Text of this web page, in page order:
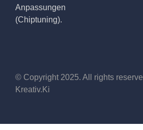
Anpassungen
(Chiptuning).
© Copyright 2025. All rights
Kreativ.Ki